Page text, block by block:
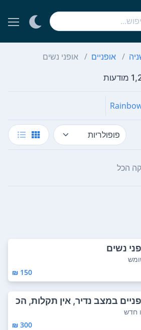
אופניים אופני נשים
הכל
נשים
150 ₪
במצב נדיר, אין תקלות, הכ
י...חדש
300 ₪